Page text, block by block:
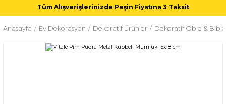
Tüm Alışverişlerinizde Peşin Fiyatına 3 Taksit
Anasayfa Ev Dekorasyon Dekoratif Ürünler Dekoratif Obje & Biblo